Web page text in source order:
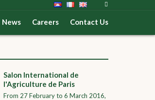
News Careers Contact Us
Salon International de
l'Agriculture de Paris
From 27 February to 6 March 2016,